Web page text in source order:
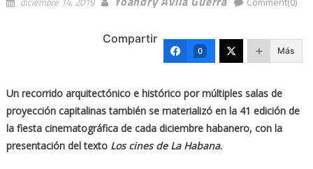
Compartir
0 Más
Un recorrido arquitectónico e histórico por múltiples salas de
proyección capitalinas también se materializó en la 41 edición de
la fiesta cinematográfica de cada diciembre habanero, con la
presentación del textoLos cines de La Habana.